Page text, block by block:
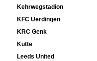
Kehrwegstadion
KFC Uerdingen
KRC Genk
Kutte
Leeds United